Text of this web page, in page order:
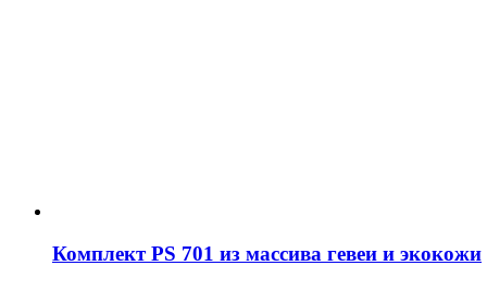
Комплект PS 701 из массива гевеи и экокожи